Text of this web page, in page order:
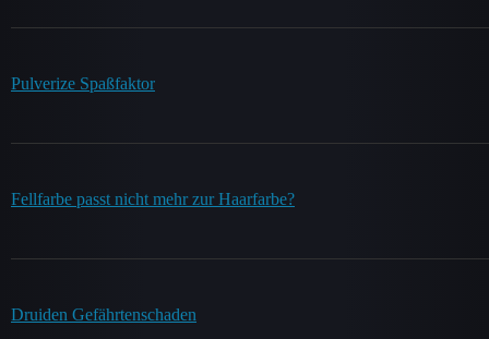
Pulverize Spaßfaktor
Fellfarbe passt nicht mehr zur Haarfarbe?
Druiden Gefährtenschaden